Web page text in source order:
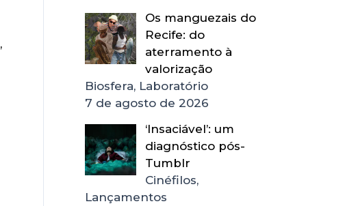
,
Os manguezais do
Recife: do
aterramento à
valorização
Biosfera, Laboratório
7 de agosto de 2026
‘Insaciável’: um
diagnóstico pós-
Tumblr
Cinéfilos,
Lançamentos